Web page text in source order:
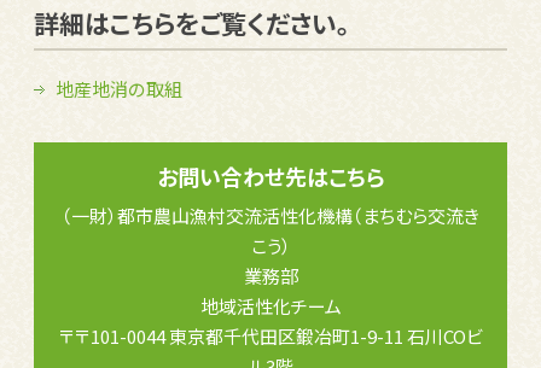
詳細はこちらをご覧ください。
地産地消の取組
お問い合わせ先はこちら
（一財）都市農山漁村交流活性化機構（まちむら交流き
こう）
業務部
地域活性化チーム
〒〒101-0044 東京都千代田区鍛冶町1-9-11 石川COビ